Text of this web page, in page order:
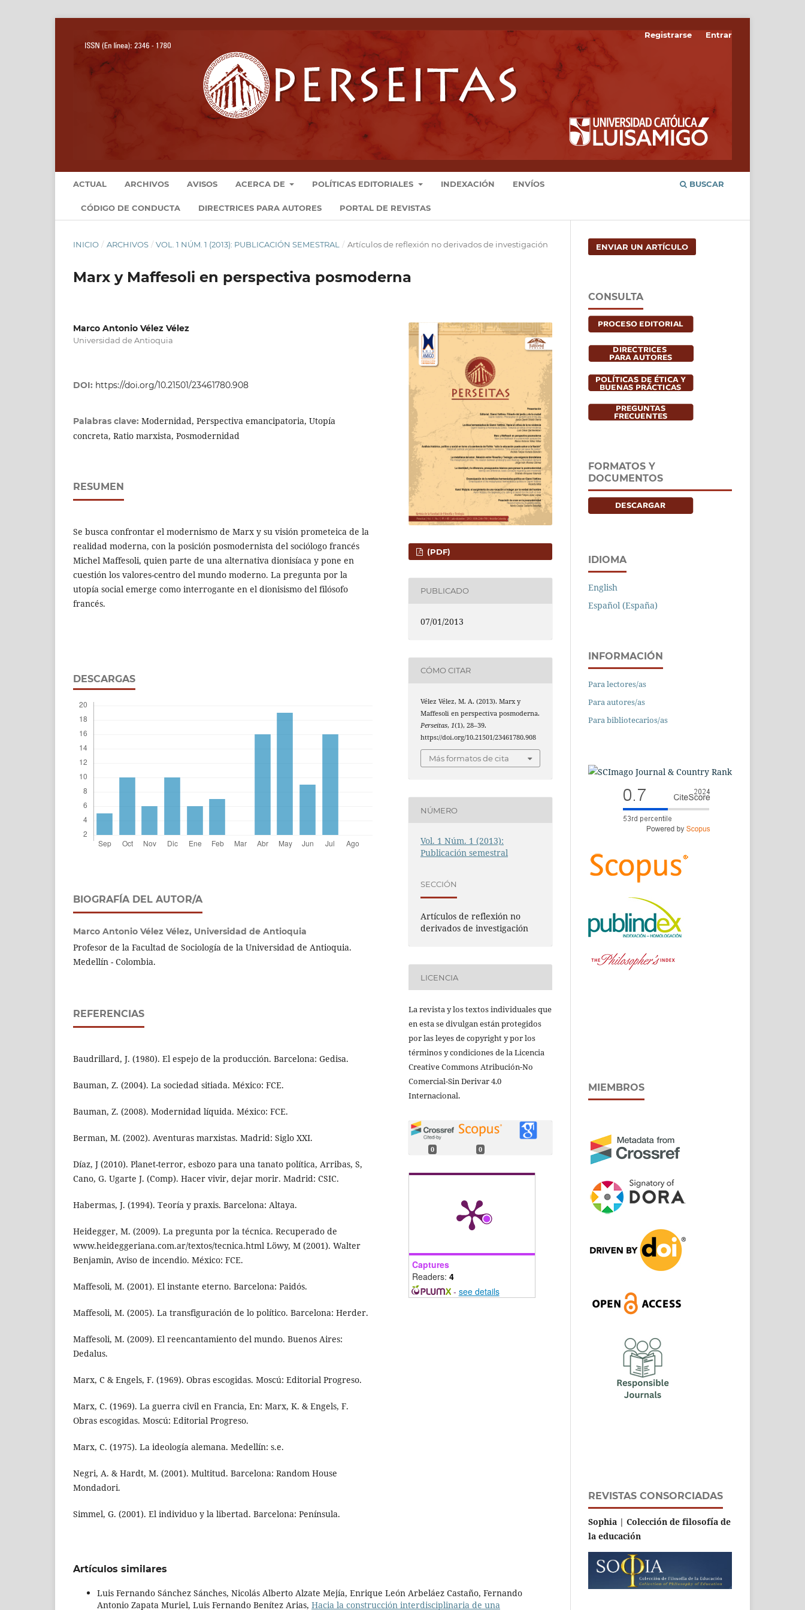
ACTUAL ARCHIVOS AVISOS ACERCA DE POLÍTICAS EDITORIALES INDEXACIÓN ENVÍOS
CÓDIGO DE CONDUCTA DIRECTRICES PARA AUTORES PORTAL DE REVISTAS
BUSCAR
Registrarse Entrar
INICIO / ARCHIVOS / VOL. 1 NÚM. 1 (2013): PUBLICACIÓN SEMESTRAL / Artículos de reflexión no derivados de investigación
Marx y Maffesoli en perspectiva posmoderna
Marco Antonio Vélez Vélez
Universidad de Antioquia
DOI: https://doi.org/10.21501/23461780.908
Palabras clave: Modernidad, Perspectiva emancipatoria, Utopía
concreta, Ratio marxista, Posmodernidad
RESUMEN
Se busca confrontar el modernismo de Marx y su visión prometeica de la
realidad moderna, con la posición posmodernista del sociólogo francés
Michel Maffesoli, quien parte de una alternativa dionisíaca y pone en
cuestión los valores-centro del mundo moderno. La pregunta por la
utopía social emerge como interrogante en el dionisismo del filósofo
francés.
DESCARGAS
BIOGRAFÍA DEL AUTOR/A
Marco Antonio Vélez Vélez, Universidad de Antioquia
Profesor de la Facultad de Sociología de la Universidad de Antioquia.
Medellín - Colombia.
REFERENCIAS
Baudrillard, J. (1980). El espejo de la producción. Barcelona: Gedisa.
Bauman, Z. (2004). La sociedad sitiada. México: FCE.
Bauman, Z. (2008). Modernidad líquida. México: FCE.
Berman, M. (2002). Aventuras marxistas. Madrid: Siglo XXI.
Díaz, J (2010). Planet-terror, esbozo para una tanato política, Arribas, S,
Cano, G. Ugarte J. (Comp). Hacer vivir, dejar morir. Madrid: CSIC.
Habermas, J. (1994). Teoría y praxis. Barcelona: Altaya.
Heidegger, M. (2009). La pregunta por la técnica. Recuperado de
www.heideggeriana.com.ar/textos/tecnica.html Löwy, M (2001). Walter
Benjamin, Aviso de incendio. México: FCE.
Maffesoli, M. (2001). El instante eterno. Barcelona: Paidós.
Maffesoli, M. (2005). La transfiguración de lo político. Barcelona: Herder.
Maffesoli, M. (2009). El reencantamiento del mundo. Buenos Aires:
Dedalus.
Marx, C & Engels, F. (1969). Obras escogidas. Moscú: Editorial Progreso.
Marx, C. (1969). La guerra civil en Francia, En: Marx, K. & Engels, F.
Obras escogidas. Moscú: Editorial Progreso.
Marx, C. (1975). La ideología alemana. Medellín: s.e.
Negri, A. & Hardt, M. (2001). Multitud. Barcelona: Random House
Mondadori.
Simmel, G. (2001). El individuo y la libertad. Barcelona: Península.
(PDF)
PUBLICADO
07/01/2013
CÓMO CITAR
Vélez Vélez, M. A. (2013). Marx y
Maffesoli en perspectiva posmoderna.
Perseitas, 1(1), 28–39.
https://doi.org/10.21501/23461780.908
Más formatos de cita
NÚMERO
Vol. 1 Núm. 1 (2013):
Publicación semestral
SECCIÓN
Artículos de reflexión no
derivados de investigación
LICENCIA
La revista y los textos individuales que
en esta se divulgan están protegidos
por las leyes de copyright y por los
términos y condiciones de la Licencia
Creative Commons Atribución-No
Comercial-Sin Derivar 4.0
Internacional.
0 0
Captures
Readers: 4
- see details
Artículos similares
Luis Fernando Sánchez Sánches, Nicolás Alberto Alzate Mejía, Enrique León Arbeláez Castaño, Fernando
Antonio Zapata Muriel, Luis Fernando Benítez Arias, Hacia la construcción interdisciplinaria de una
ENVIAR UN ARTÍCULO
CONSULTA
FORMATOS Y
DOCUMENTOS
IDIOMA
English
Español (España)
INFORMACIÓN
Para lectores/as
Para autores/as
Para bibliotecarios/as
MIEMBROS
REVISTAS CONSORCIADAS
Sophia | Colección de filosofía de
la educación